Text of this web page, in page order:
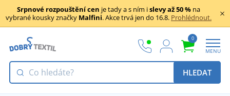
Srpnové rozpouštění cen je tady a s ním islevy až 50 % na
vybrané kousky značky Malfini. Akce trvá jen do 16.8. Prohlédnout.
0
MENU
HLEDAT